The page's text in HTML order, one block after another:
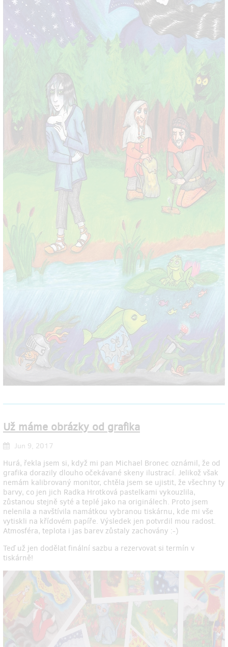
Už máme obrázky od grafika
Jun 9, 2017
Hurá, řekla jsem si, když mi pan Michael Bronec oznámil, že od
grafika dorazily dlouho očekávané skeny ilustrací. Jelikož však
nemám kalibrovaný monitor, chtěla jsem se ujistit, že všechny ty
barvy, co jen jich Radka Hrotková pastelkami vykouzlila,
zůstanou stejně syté a teplé jako na originálech. Proto jsem
nelenila a navštívila namátkou vybranou tiskárnu, kde mi vše
vytiskli na křídovém papíře. Výsledek jen potvrdil mou radost.
Atmosféra, teplota i jas barev zůstaly zachovány :-)
Teď už jen dodělat finální sazbu a rezervovat si termín v
tiskárně!